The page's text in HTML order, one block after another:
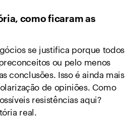
como ficaram as
se justifica porque todos
ou pelo menos
conclusões. Isso é ainda mais
de opiniões. Como
resistências aqui?
real.